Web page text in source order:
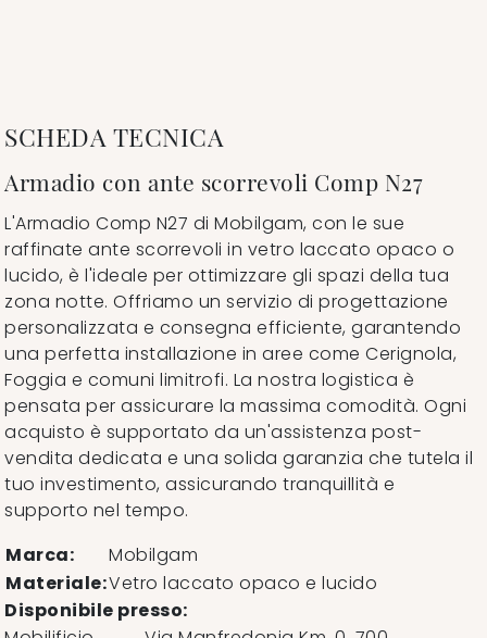
SCHEDA TECNICA
Armadio con ante scorrevoli Comp N27
L'Armadio Comp N27 di Mobilgam, con le sue
raffinate ante scorrevoli in vetro laccato opaco o
lucido, è l'ideale per ottimizzare gli spazi della tua
zona notte. Offriamo un servizio di progettazione
personalizzata e consegna efficiente, garantendo
una perfetta installazione in aree come Cerignola,
Foggia e comuni limitrofi. La nostra logistica è
pensata per assicurare la massima comodità. Ogni
acquisto è supportato da un'assistenza post-
vendita dedicata e una solida garanzia che tutela il
tuo investimento, assicurando tranquillità e
supporto nel tempo.
Marca:
Mobilgam
Materiale:Vetro laccato opaco e lucido
Disponibile presso: